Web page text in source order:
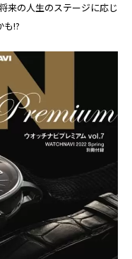
来の人生のステージに応じ
も!?